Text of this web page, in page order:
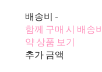
배송비 -
함께 구매 시 배송
약 상품 보기
추가 금액